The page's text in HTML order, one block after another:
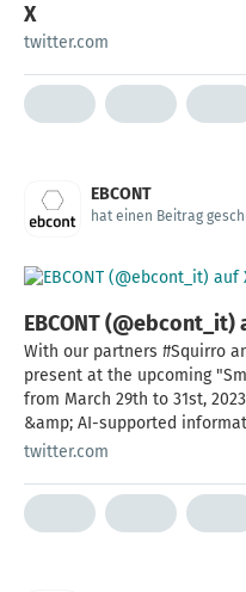
X
twitter.com
EBCONT
hat einen Beitrag
EBCONT (@ebcont_it)
With our partners #Squirro
present at the upcoming
from March 29th to 31st,
&amp; AI-supported
solutions. See you there! #KI
twitter.com